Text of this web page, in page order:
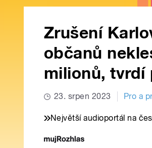
Zrušení
občanů
milionů, tvrdí
23. srpen 2023 Pro a
Největší audioportál na